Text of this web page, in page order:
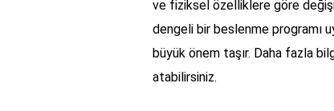
ve fiziksel özelliklere göre
dengeli bir beslenme programı
büyük önem taşır. Daha fazla
atabilirsiniz.